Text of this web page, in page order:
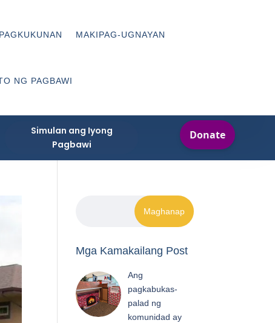
MAKIPAG-UGNAYAN
NG PAGBAWI
Simulan ang Iyong
Pagbawi
Mga Kamakailang Post
Ang
pagkabukas-
palad ng
komunidad ay